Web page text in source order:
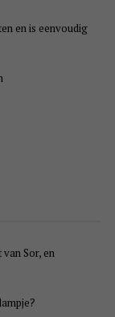
en is eenvoudig
Sor, en